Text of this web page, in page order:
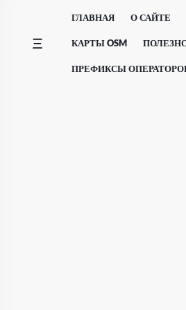
содержимому
ГЛАВНАЯ О САЙТЕ
КАРТЫ OSM
ПРЕФИКСЫ